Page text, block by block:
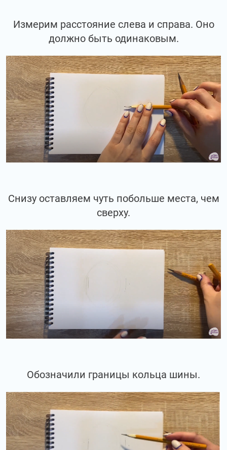
Измерим расстояние слева и справа. Оно
должно быть одинаковым.
Снизу оставляем чуть побольше места, чем
сверху.
Обозначили границы кольца шины.